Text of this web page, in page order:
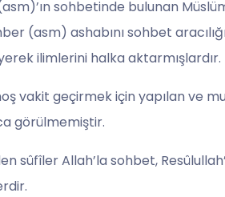
sohbetinde bulunan
(asm) ashabını sohbet
ilimlerini halka aktarmışlardır.
vakit geçirmek için yapılan ve
görülmemiştir.
Allah’la sohbet,